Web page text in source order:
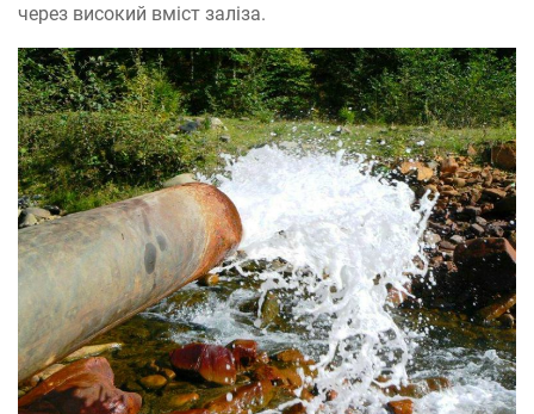
через високий вміст заліза.